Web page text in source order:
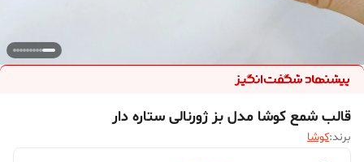
قالب شمع کوشا مدل بز ژورنالی ستاره دار
برند:کوشا